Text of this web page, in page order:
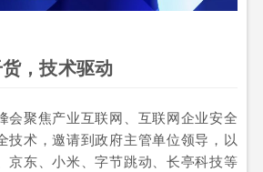
，技术驱动
会聚焦产业互联网、互联网企业安全
技术，邀请到政府主管单位领导，以
京东、小米、字节跳动、长亭科技等